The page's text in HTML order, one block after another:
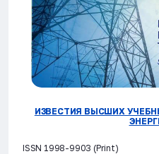
ИЗВЕСТИЯ ВЫСШИХ
ISSN 1998-9903 (Print)